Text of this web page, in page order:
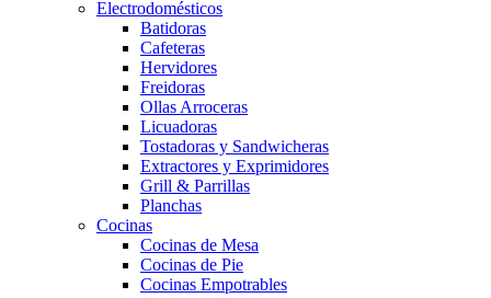
Electrodomésticos
Batidoras
Cafeteras
Hervidores
Freidoras
Ollas Arroceras
Licuadoras
Tostadoras y Sandwicheras
Extractores y Exprimidores
Grill & Parrillas
Planchas
Cocinas
Cocinas de Mesa
Cocinas de Pie
Cocinas Empotrables